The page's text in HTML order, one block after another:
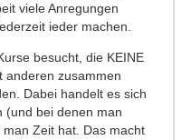
viele Anregungen
ieder machen.
besucht, die KEINE
anderen zusammen
Dabei handelt es sich
(und bei denen man
Zeit hat. Das macht